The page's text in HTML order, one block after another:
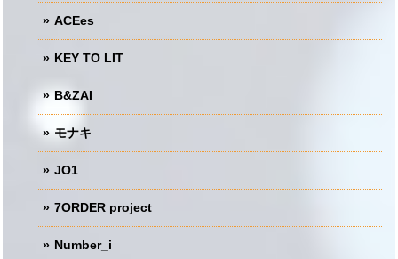
ACEes
KEY TO LIT
B&ZAI
モナキ
JO1
7ORDER project
Number_i